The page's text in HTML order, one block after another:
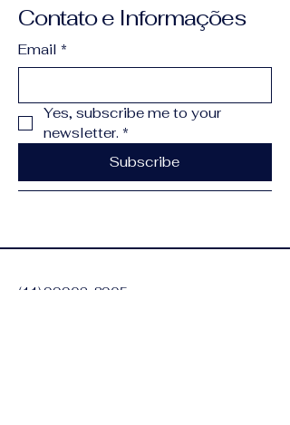
Contato e Informações
Email *
Yes, subscribe me to your
newsletter. *
Subscribe
(11) 99902-8905